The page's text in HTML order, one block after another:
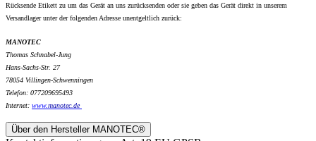
Rücksende Etikett zu um das Gerät an uns zurücksenden oder sie geben das Gerät direkt in unserem
Versandlager unter der folgenden Adresse unentgeltlich zurück:
MANOTEC
Thomas Schnabel-Jung
Hans-Sachs-Str. 27
78054 Villingen-Schwenningen
Telefon: 077209695493
Internet: www.manotec.de
Über den Hersteller MANOTEC®